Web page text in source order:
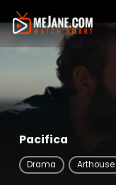
Pacifica
Drama Arthouse